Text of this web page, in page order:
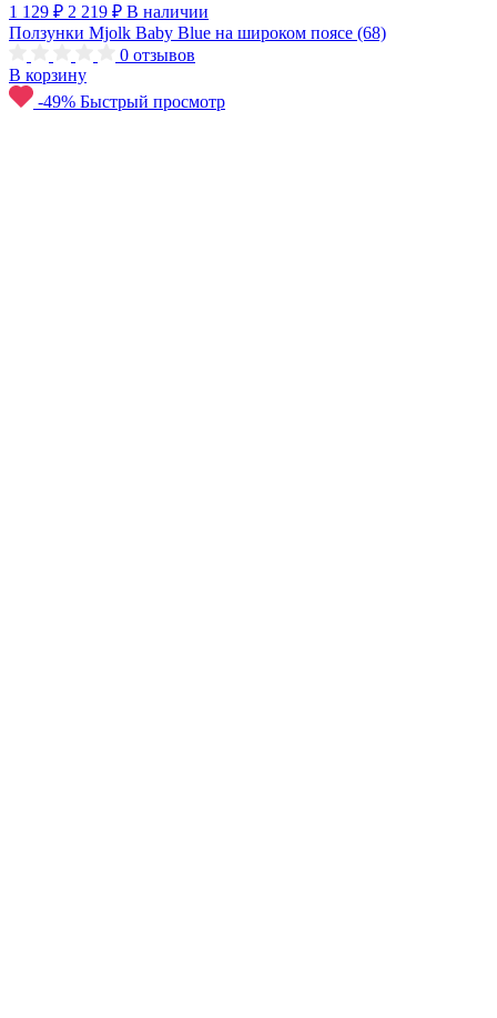
1 129 ₽ 2 219 ₽ В наличии
Ползунки Mjolk Baby Blue на широком поясе (68)
0 отзывов
В корзину
-49% Быстрый просмотр